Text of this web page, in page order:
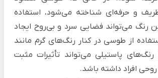
و حرفه‌ای شناخته می‌شود، استفاده
رنگ می‌تواند فضایی سرد و بی‌روح ایجاد
از طوسی در کنار رنگ‌های گرم مانند
پاستیلی می‌تواند تأثیرات مثبت
افراد داشته باشد.